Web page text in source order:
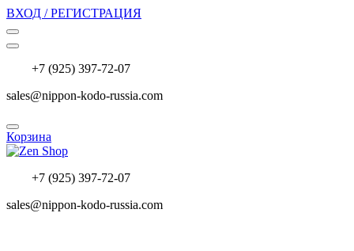
ВХОД / РЕГИСТРАЦИЯ
+7 (925) 397-72-07
sales@nippon-kodo-russia.com
Корзина
+7 (925) 397-72-07
sales@nippon-kodo-russia.com